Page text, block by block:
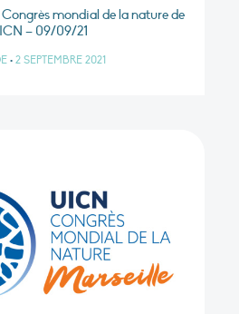
mondial de la nature de
– 09/09/21
• 2 SEPTEMBRE 2021